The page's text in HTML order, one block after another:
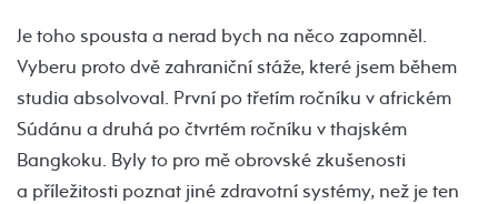
Je toho spousta a nerad bych na něco zapomněl.
Vyberu proto dvě zahraniční stáže, které jsem během
studia absolvoval. První po třetím ročníku v africkém
Súdánu a druhá po čtvrtém ročníku v thajském
Bangkoku. Byly to pro mě obrovské zkušenosti
a příležitosti poznat jiné zdravotní systémy, než je ten